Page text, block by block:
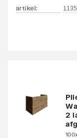
artikel:
2